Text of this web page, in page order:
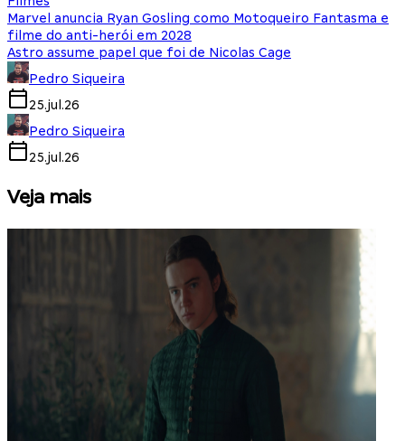
Marvel anuncia Ryan Gosling como Motoqueiro Fantasma e
filme do anti-herói em 2028
Astro assume papel que foi de Nicolas Cage
Pedro Siqueira
25.jul.26
Pedro Siqueira
25.jul.26
Veja mais